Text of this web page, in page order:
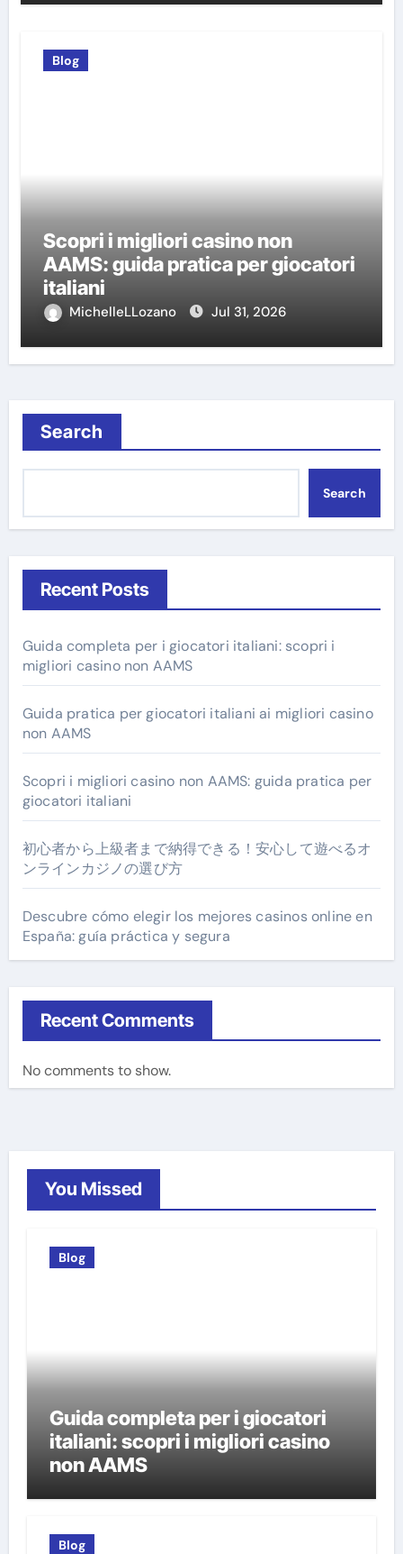
Blog
Scopri i migliori casino non
AAMS: guida pratica per giocatori
italiani
MichelleLLozano Jul 31, 2026
Search
Search
Recent Posts
Guida completa per i giocatori italiani: scopri i
migliori casino non AAMS
Guida pratica per giocatori italiani ai migliori casino
non AAMS
Scopri i migliori casino non AAMS: guida pratica per
giocatori italiani
初心者から上級者まで納得できる！安心して遊べるオ
ンラインカジノの選び方
Descubre cómo elegir los mejores casinos online en
España: guía práctica y segura
Recent Comments
No comments to show.
You Missed
Blog
Guida completa per i giocatori
italiani: scopri i migliori casino
non AAMS
Blog